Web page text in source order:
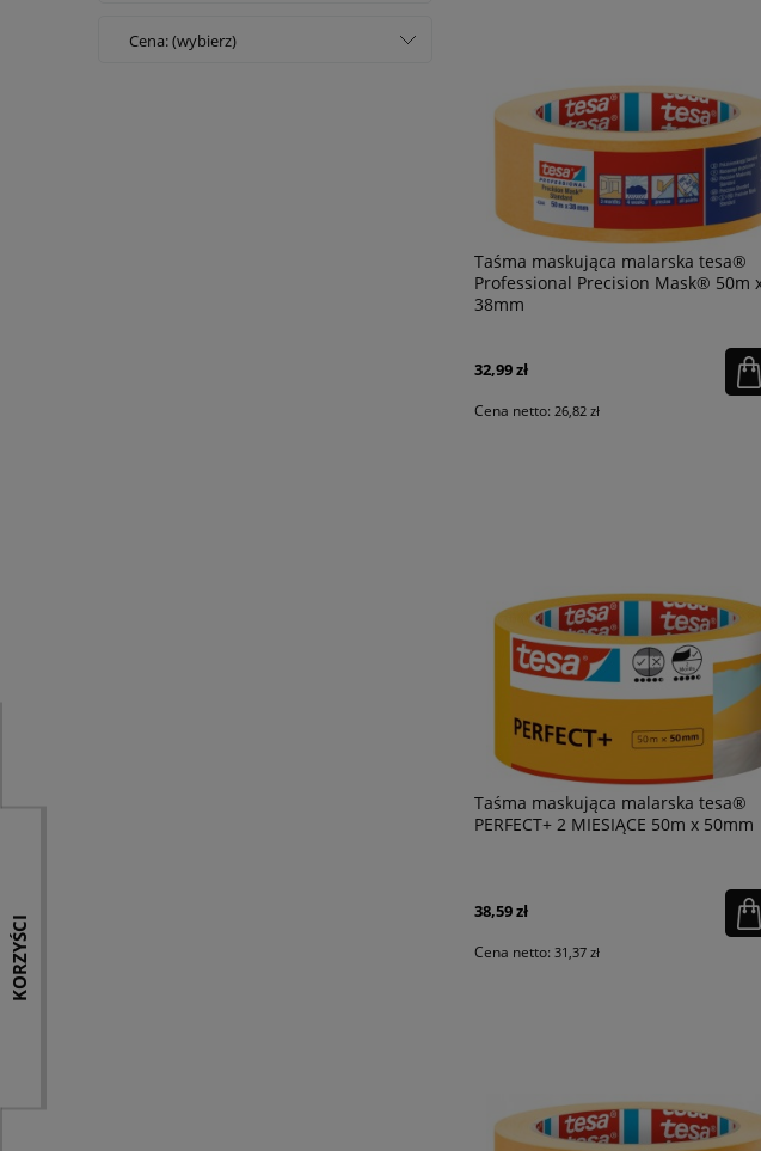
Cena: (wybierz)
Taśma maskująca malarska tesa®
Professional Precision Mask® 50m
38mm
32,99 zł
Cena netto: 26,82 zł
Taśma maskująca malarska tesa®
PERFECT+ 2 MIESIĄCE 50m x 50mm
38,59 zł
Cena netto: 31,37 zł
KORZYŚCI